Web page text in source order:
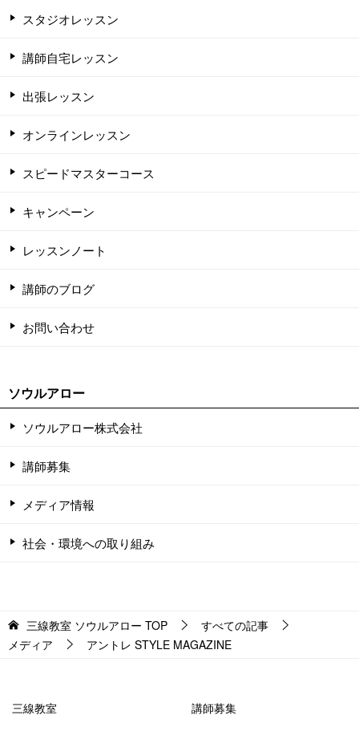
スタジオレッスン
講師自宅レッスン
出張レッスン
オンラインレッスン
スピードマスターコース
キャンペーン
レッスンノート
講師のブログ
お問い合わせ
ソウルアロー
ソウルアロー株式会社
講師募集
メディア情報
社会・環境への取り組み
三線教室 ソウルアロー TOP
すべての記事
メディア
アントレ STYLE MAGAZINE
三線教室 講師募集